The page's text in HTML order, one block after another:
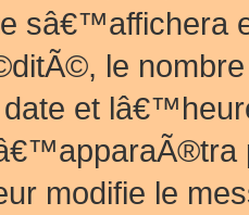
sâ€™affichera
le
et
modifie le